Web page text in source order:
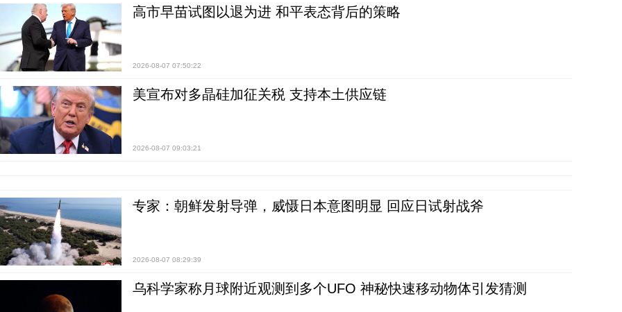
高市早苗试图以退为进 和平表态背后的策略
2026-08-07 07:50:22
美宣布对多晶硅加征关税 支持本土供应链
2026-08-07 09:03:21
专家：朝鲜发射导弹，威慑日本意图明显 回应日试射战斧
2026-08-07 08:29:39
乌科学家称月球附近观测到多个UFO 神秘快速移动物体引发猜测